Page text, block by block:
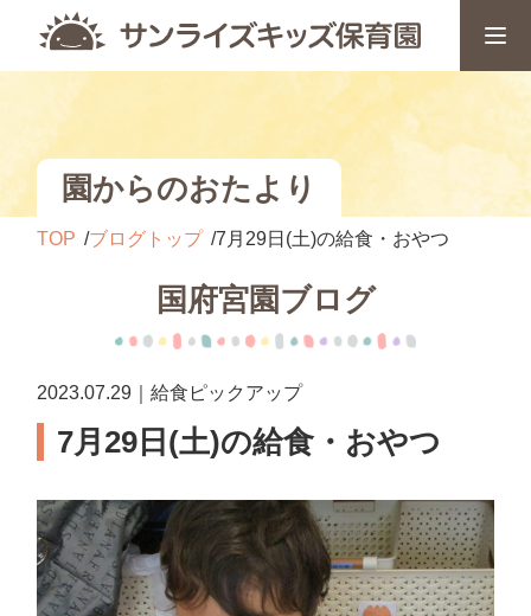
園からのおたより
TOP ブログトップ 7月29日(土)の給食・おやつ
国府宮園ブログ
2023.07.29｜給食ピックアップ
7月29日(土)の給食・おやつ